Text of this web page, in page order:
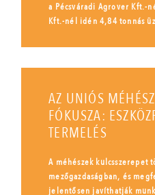
a Pécsváradi Agrover Kft.-
Kft.-nél idén 4,84 tonnás
AZ UNIÓS
FÓKUSZA:
TERMELÉS
A méhészek kulcsszerepet
mezőgazdaságban, és
jelentősen javíthatják